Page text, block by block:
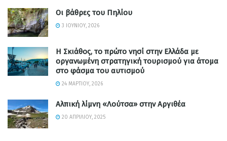
Οι βάθρες του Πηλίου
3 ΙΟΥΝΊΟΥ, 2026
Η Σκιάθος, το πρώτο νησί στην Ελλάδα με
οργανωμένη στρατηγική τουρισμού για άτομα
στο φάσμα του αυτισμού
24 ΜΑΡΤΊΟΥ, 2026
Αλπική λίμνη «Λούτσα» στην Αργιθέα
20 ΑΠΡΙΛΊΟΥ, 2025